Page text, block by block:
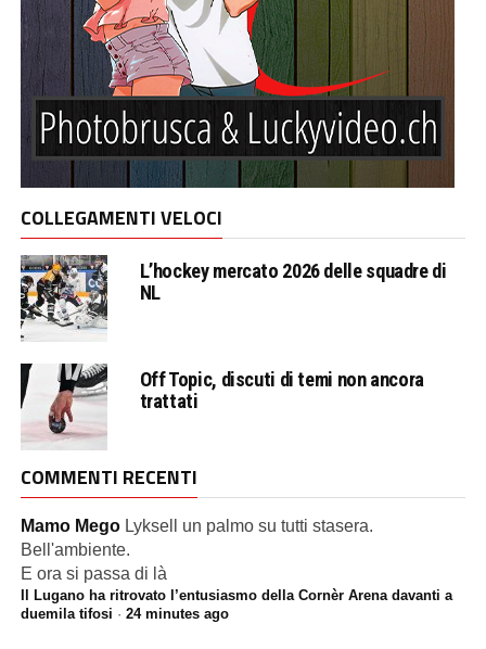
COLLEGAMENTI VELOCI
L’hockey mercato 2026 delle squadre di
NL
Off Topic, discuti di temi non ancora
trattati
COMMENTI RECENTI
Mamo Mego Lyksell un palmo su tutti stasera.
Bell'ambiente.
E ora si passa di là
Il Lugano ha ritrovato l’entusiasmo della Cornèr Arena davanti a
duemila tifosi · 24 minutes ago